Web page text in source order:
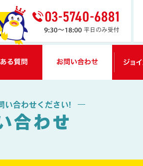
よくある質問 お問い合
い合わせください!
合わせ